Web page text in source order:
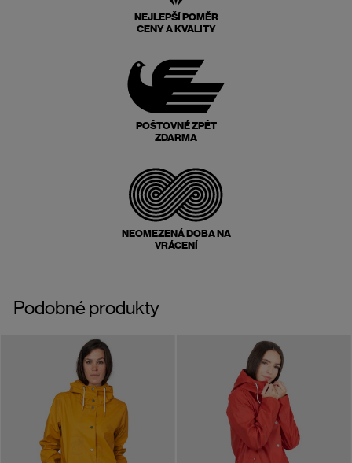
NEJLEPŠÍ POMĚR
CENY A KVALITY
POŠTOVNÉ ZPĚT
ZDARMA
NEOMEZENÁ DOBA NA
VRÁCENÍ
Podobné produkty